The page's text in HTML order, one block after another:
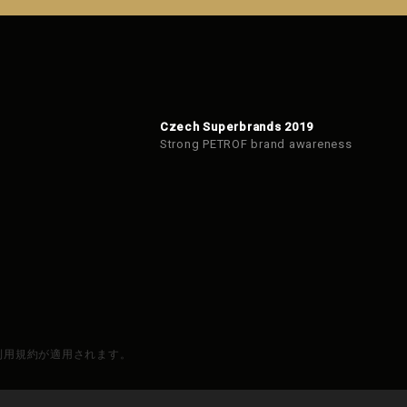
Czech Superbrands 2019
Strong PETROF brand awareness
規約が適用されます。